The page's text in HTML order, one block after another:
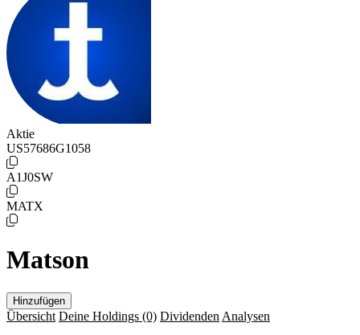
Aktie
US57686G1058
A1J0SW
MATX
Matson
Hinzufügen
Übersicht Deine Holdings (0) Dividenden Analysen